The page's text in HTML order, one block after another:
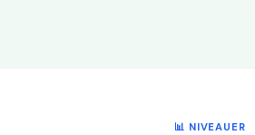
📊 NIVEAUER